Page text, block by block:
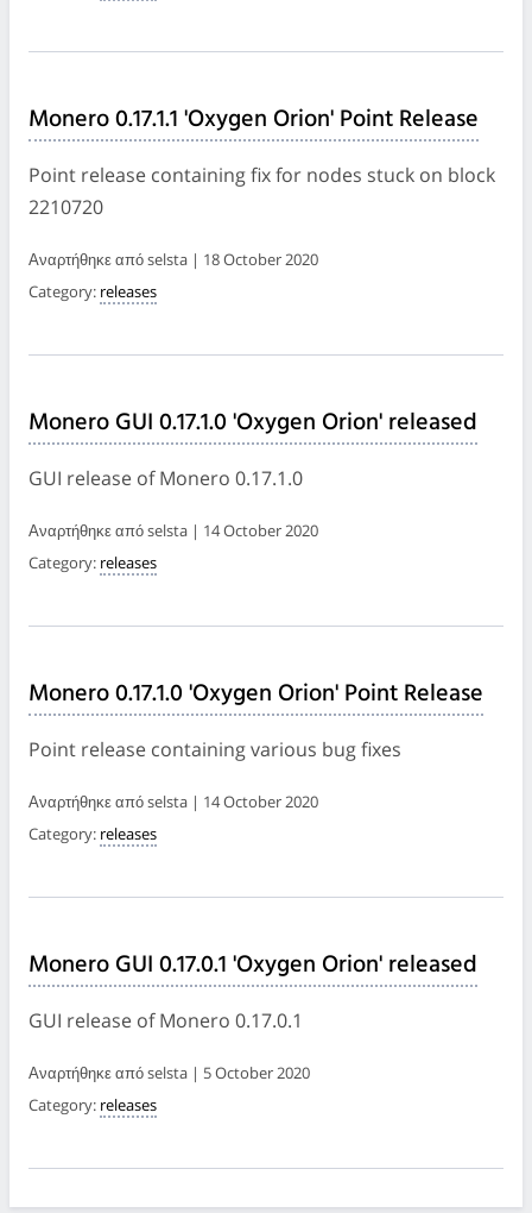
Monero 0.17.1.1 'Oxygen Orion' Point Release
Point release containing fix for nodes stuck on block
2210720
Αναρτήθηκε από selsta | 18 October 2020
Category: releases
Monero GUI 0.17.1.0 'Oxygen Orion' released
GUI release of Monero 0.17.1.0
Αναρτήθηκε από selsta | 14 October 2020
Category: releases
Monero 0.17.1.0 'Oxygen Orion' Point Release
Point release containing various bug fixes
Αναρτήθηκε από selsta | 14 October 2020
Category: releases
Monero GUI 0.17.0.1 'Oxygen Orion' released
GUI release of Monero 0.17.0.1
Αναρτήθηκε από selsta | 5 October 2020
Category: releases